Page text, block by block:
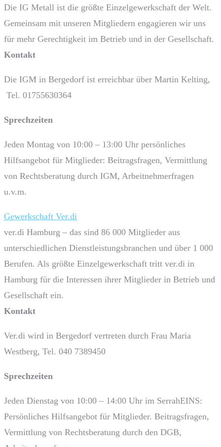
Die IG Metall ist die größte Einzelgewerkschaft der Welt.
Gemeinsam mit unseren Mitgliedern engagieren wir uns
für mehr Gerechtigkeit im Betrieb und in der Gesellschaft.
Kontakt
Die IGM in Bergedorf ist erreichbar über Martin Kelting,
Tel. 01755630364
Sprech­zeiten
Jeden Montag von 10:00 – 13:00 Uhr persönliches
Hilfsangebot für Mitglieder: Beitragsfragen, Vermittlung
von Rechtsberatung durch IGM, Arbeitnehmerfragen
u.v.m.
Gewerkschaft Ver.di
ver.di Hamburg – das sind 86 000 Mitglieder aus
unterschiedlichen Dienstleistungsbranchen und über 1 000
Berufen. Als größte Einzelgewerkschaft tritt ver.di in
Hamburg für die Interessen ihrer Mitglieder in Betrieb und
Gesellschaft ein.
Kontakt
Ver.di wird in Bergedorf vertreten durch Frau Maria
Westberg, Tel. 040 7389450
Sprech­zeiten
Jeden Dienstag von 10:00 – 14:00 Uhr im SerrahEINS:
Persönliches Hilfsangebot für Mitglieder. Beitragsfragen,
Vermittlung von Rechtsberatung durch den DGB,